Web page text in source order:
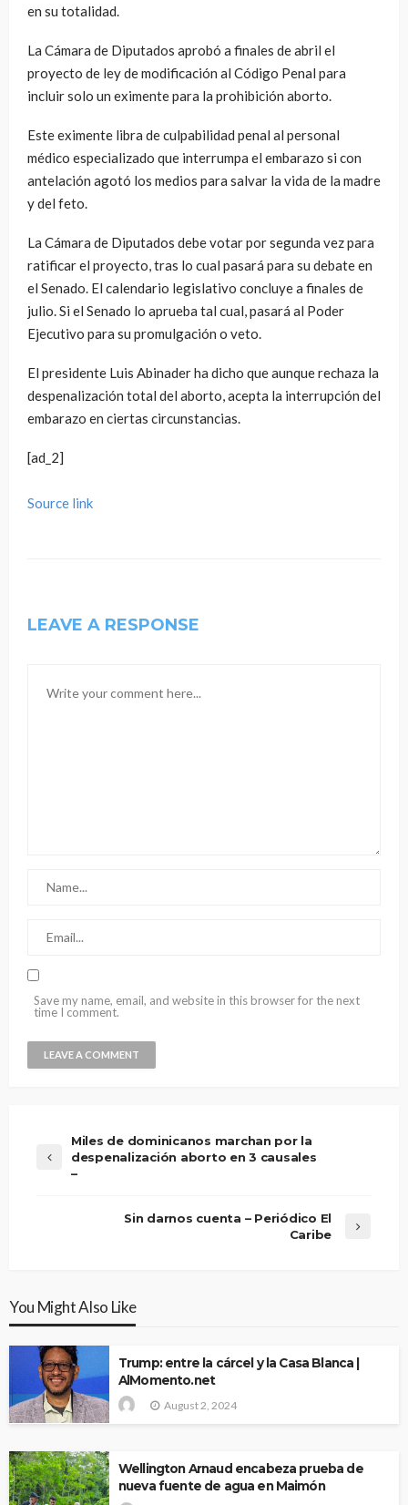
en su totalidad.
La Cámara de Diputados aprobó a finales de abril el
proyecto de ley de modificación al Código Penal para
incluir solo un eximente para la prohibición aborto.
Este eximente libra de culpabilidad penal al personal
médico especializado que interrumpa el embarazo si con
antelación agotó los medios para salvar la vida de la madre
y del feto.
La Cámara de Diputados debe votar por segunda vez para
ratificar el proyecto, tras lo cual pasará para su debate en
el Senado. El calendario legislativo concluye a finales de
julio. Si el Senado lo aprueba tal cual, pasará al Poder
Ejecutivo para su promulgación o veto.
El presidente Luis Abinader ha dicho que aunque rechaza la
despenalización total del aborto, acepta la interrupción del
embarazo en ciertas circunstancias.
[ad_2]
Source link
LEAVE A RESPONSE
Save my name, email, and website in this browser for the next
time I comment.
Miles de dominicanos marchan por la
despenalización aborto en 3 causales
–
Sin darnos cuenta – Periódico El
Caribe
You Might Also Like
Trump: entre la cárcel y la Casa Blanca |
AlMomento.net
August 2, 2024
Wellington Arnaud encabeza prueba de
nueva fuente de agua en Maimón